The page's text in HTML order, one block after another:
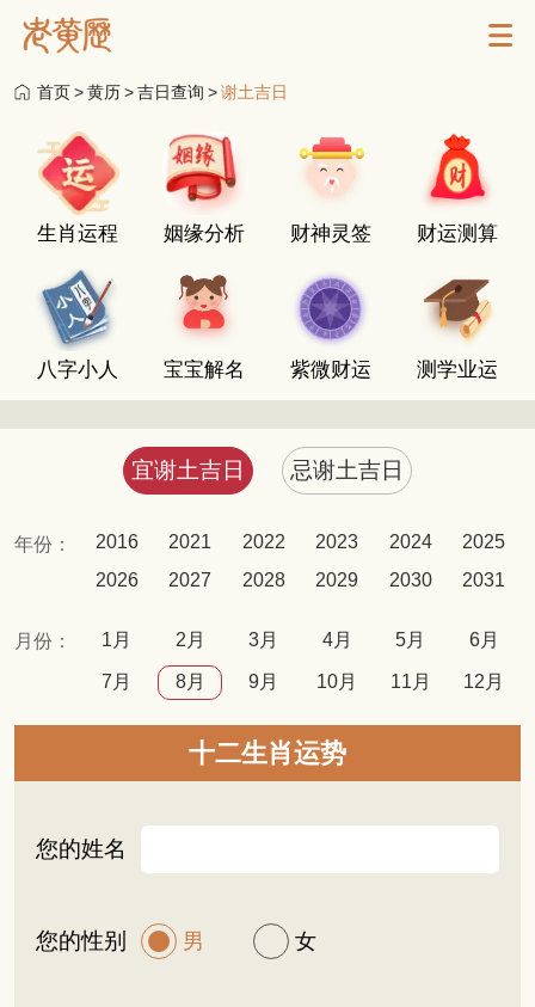
首页>黄历>吉日查询 >谢土吉日
生肖运程 姻缘分析 财神灵签 财运测算
八字小人 宝宝解名 紫微财运 测学业运
宜谢土吉日 忌谢土吉日
年份： 2016 2021 2022 2023 2024
2025
2026
2027 2028 2029 2030 2031
月份： 1月 2月 3月 4月 5月 6月
7月 8月 9月 10月 11月 12月
十二生肖运势
您的姓名
您的性别 男 女